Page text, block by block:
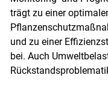
trägt zu einer
und zu einer
bei. Auch